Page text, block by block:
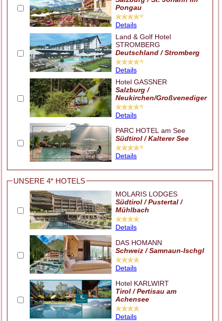
Pongau
Details
Land & Golf Hotel
STROMBERG
Deutschland / Stromberg
Details
Hotel GASSNER
Salzburg /
Neukirchen/Großvenediger
Details
PARC HOTEL am See
Südtirol / Kalterer See
Details
UNSERE 4* HOTELS
MOLARIS LODGES
Südtirol / Pustertal /
Mühlbach
Details
DAS HOMANN
Schweiz / Samnaun-Ischgl
Details
Hotel KARLWIRT
Tirol / Pertisau am
Achensee
Details